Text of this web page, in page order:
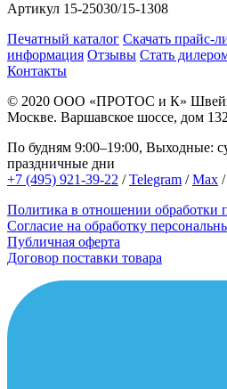
Артикул 15-25030/15-1308
Печатный каталог Скачать прайс-
информация Отзывы Стать
Контакты
© 2020 ООО «ПРОТОС и К»
Москве. Варшавское шоссе, дом
По будням 9:00–19:00, Выходные:
праздничные дни
+7 (495) 921-39-22 /Telegram /Max /
Политика в отношении обработки
Согласие на обработку
Публичная оферта
Договор поставки товара